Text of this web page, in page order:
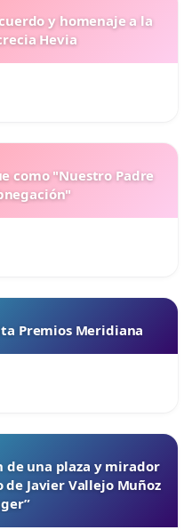
y homenaje a la
Hevia
como "Nuestro Padre
Premios Meridiana
una plaza y mirador
Javier Vallejo Muñoz